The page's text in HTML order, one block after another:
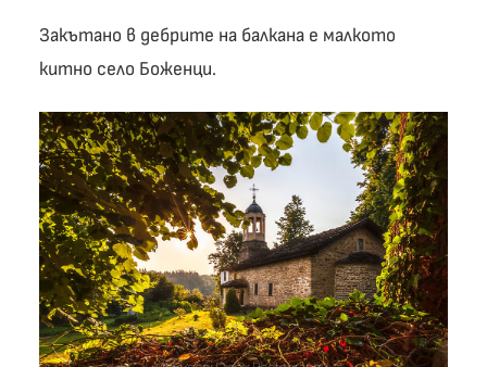
Закътано в дебрите на балкана е малкото
китно село Боженци.